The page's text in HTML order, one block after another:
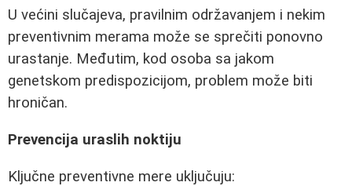
U većini slučajeva, pravilnim održavanjem i nekim
preventivnim merama može se sprečiti ponovno
urastanje. Međutim, kod osoba sa jakom
genetskom predispozicijom, problem može biti
hroničan.
Prevencija uraslih noktiju
Ključne preventivne mere uključuju: